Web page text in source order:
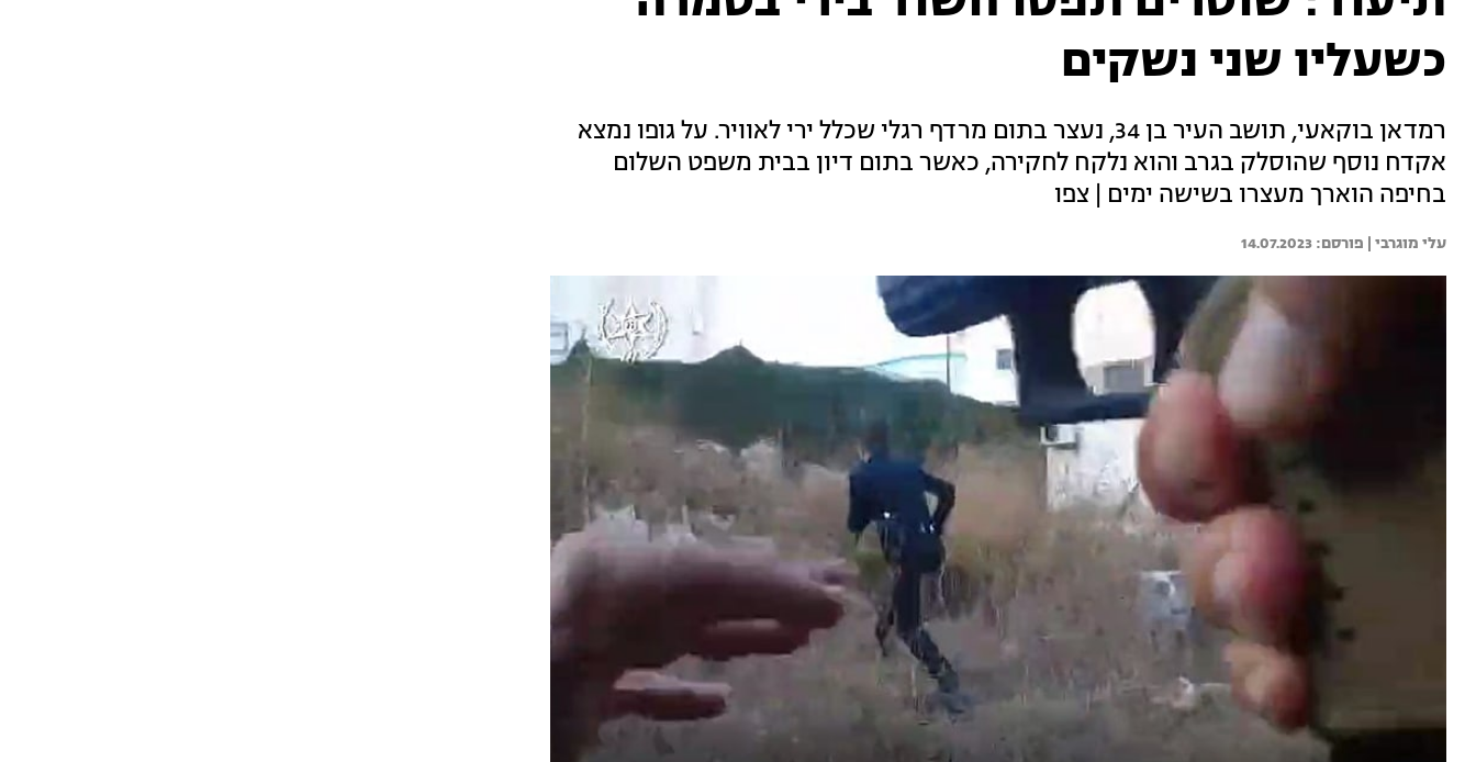
כשעליו שני נשקים
רמדאן בוקאעי, תושב העיר בן 34, נעצר בתום מרדף רגלי שכלל ירי לאוויר. על גופו נמצא
אקדח נוסף שהוסלק בגרב והוא נלקח לחקירה, כאשר בתום דיון בבית משפט השלום
בחיפה הוארך מעצרו בשישה ימים | צפו
עלי מוגרבי | 14.07.2023